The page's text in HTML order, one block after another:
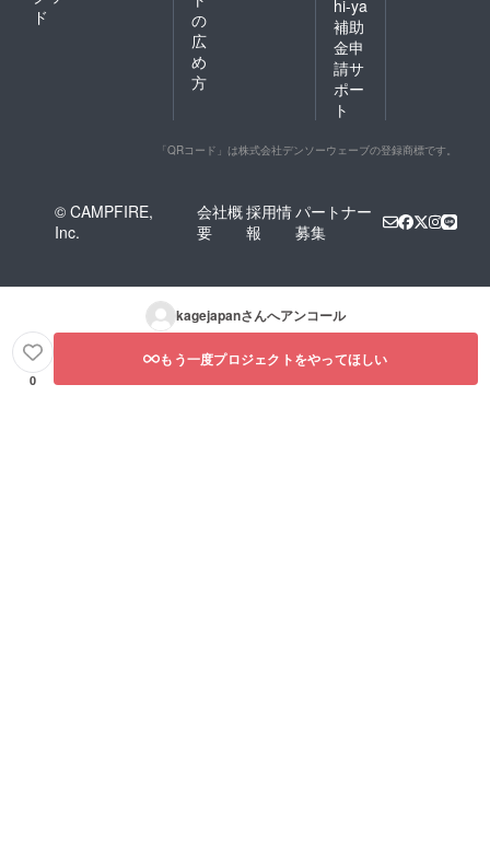
ド
の
広
め
方
hi-ya
補助
金申
請サ
ポー
ト
「QRコード」は株式会社デンソーウェーブの登録商標です。
© CAMPFIRE,
Inc.
会社概
要
採用情
報
パートナー
募集
kagejapanさんへアンコール
0
もう一度プロジェクトをやってほしい